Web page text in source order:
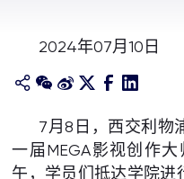
学院
校园生活
2024年07月10日
7月8日，西交利物
一届MEGA影视创作
午，学员们抵达学院进